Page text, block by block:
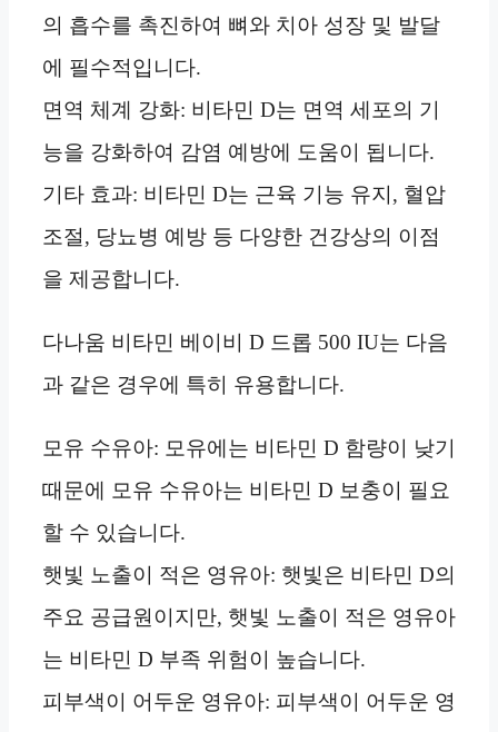
의 흡수를 촉진하여 뼈와 치아 성장 및 발달
에 필수적입니다.
면역 체계 강화: 비타민 D는 면역 세포의 기
능을 강화하여 감염 예방에 도움이 됩니다.
기타 효과: 비타민 D는 근육 기능 유지, 혈압
조절, 당뇨병 예방 등 다양한 건강상의 이점
을 제공합니다.
다나움 비타민 베이비 D 드롭 500 IU는 다음
과 같은 경우에 특히 유용합니다.
모유 수유아: 모유에는 비타민 D 함량이 낮기
때문에 모유 수유아는 비타민 D 보충이 필요
할 수 있습니다.
햇빛 노출이 적은 영유아: 햇빛은 비타민 D의
주요 공급원이지만, 햇빛 노출이 적은 영유아
는 비타민 D 부족 위험이 높습니다.
피부색이 어두운 영유아: 피부색이 어두운 영